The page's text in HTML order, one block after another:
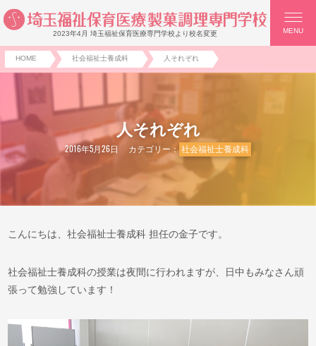
2023年4月 埼玉福祉保育医療専門学校より校名変更 MENU
HOME 社会福祉士養成科 人それぞれ
人それぞれ
2016年5月26日 カテゴリー： 社会福祉士養成科
こんにちは、社会福祉士養成科 担任の金子です。
社会福祉士養成科の授業は夜間に行われますが、日中もみなさん頑
張って勉強しています！